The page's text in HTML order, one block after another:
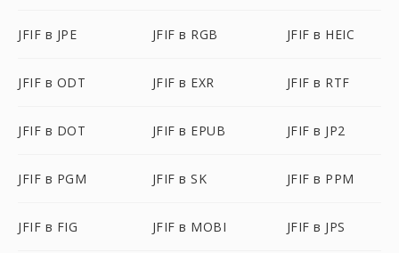
JFIF в JPE JFIF в RGB JFIF в HEIC
JFIF в ODT JFIF в EXR JFIF в RTF
JFIF в DOT JFIF в EPUB JFIF в JP2
JFIF в PGM JFIF в SK JFIF в PPM
JFIF в FIG JFIF в MOBI JFIF в JPS